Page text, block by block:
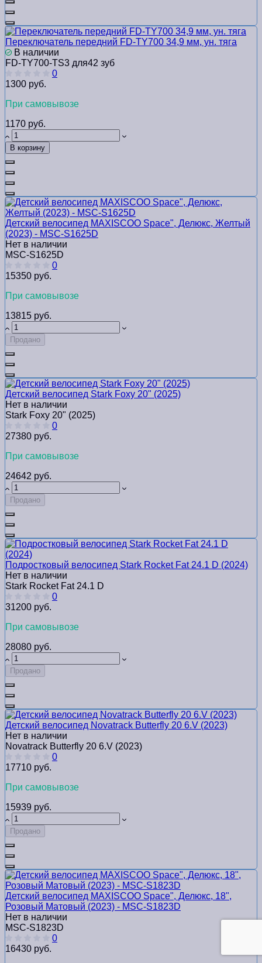
Переключатель передний FD-TY700 34,9 мм, ун. тяга
В наличии
FD-TY700-TS3 для42 зуб
0
1300 руб.
При самовывозе
1170 руб.
В корзину
Детский велосипед MAXISCOO Space", Делюкс, Желтый
(2023) - MSC-S1625D
Нет в наличии
MSC-S1625D
0
15350 руб.
При самовывозе
13815 руб.
Продано
Детский велосипед Stark Foxy 20" (2025)
Нет в наличии
Stark Foxy 20" (2025)
0
27380 руб.
При самовывозе
24642 руб.
Продано
Подростковый велосипед Stark Rocket Fat 24.1 D (2024)
Нет в наличии
Stark Rocket Fat 24.1 D
0
31200 руб.
При самовывозе
28080 руб.
Продано
Детский велосипед Novatrack Butterfly 20 6.V (2023)
Нет в наличии
Novatrack Butterfly 20 6.V (2023)
0
17710 руб.
При самовывозе
15939 руб.
Продано
Детский велосипед MAXISCOO Space", Делюкс, 18",
Розовый Матовый (2023) - MSC-S1823D
Нет в наличии
MSC-S1823D
0
16430 руб.